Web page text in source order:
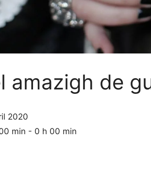
amazigh de
2020
min - 0 h 00 min